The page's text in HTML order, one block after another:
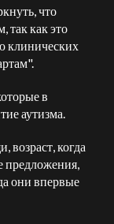
что
так как это
клинических
в
аутизма.
когда
предложения,
они впервые